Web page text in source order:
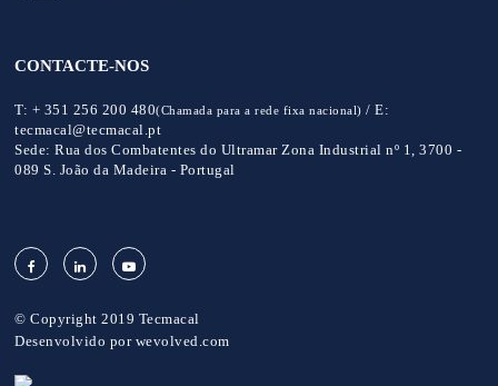
CONTACTE-NOS
T: + 351 256 200 480(Chamada para a rede fixa nacional) /E:
tecmacal@tecmacal.pt
Sede: Rua dos Combatentes do Ultramar Zona Industrial nº 1, 3700 -
089 S. João da Madeira - Portugal
© Copyright 2019 Tecmacal
Desenvolvido por wevolved.com